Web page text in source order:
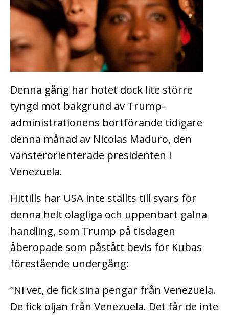
Denna gång har hotet dock lite större
tyngd mot bakgrund av Trump-
administrationens bortförande tidigare
denna månad av Nicolas Maduro, den
vänsterorienterade presidenten i
Venezuela.
Hittills har USA inte ställts till svars för
denna helt olagliga och uppenbart galna
handling, som Trump på tisdagen
åberopade som påstått bevis för Kubas
förestående undergång:
”Ni vet, de fick sina pengar från Venezuela.
De fick oljan från Venezuela. Det får de inte